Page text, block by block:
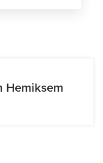
Hemiksem